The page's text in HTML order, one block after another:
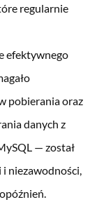
regularnie
efektywnego
pobierania oraz
danych z
— został
niezawodności,